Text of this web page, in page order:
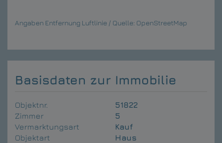
Angaben Entfernung Luftlinie / Quelle: OpenStreetMap
Basisdaten zur Immobilie
Objektnr.
51822
Zimmer
5
Vermarktungsart
Kauf
Objektart
Haus